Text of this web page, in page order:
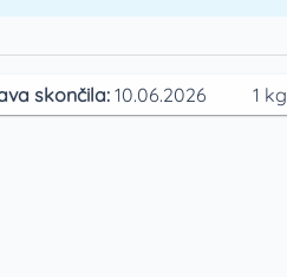
skončila:10.06.2026 1 kg